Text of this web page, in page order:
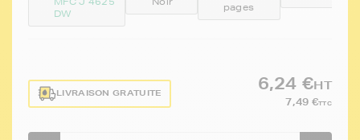
DW
pages
LIVRAISON GRATUITE
6,24 €HT
7,49 €TTC